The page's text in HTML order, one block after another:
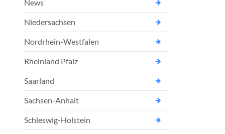
News
Niedersachsen
Nordrhein-Westfalen
Rheinland Pfalz
Saarland
Sachsen-Anhalt
Schleswig-Holstein